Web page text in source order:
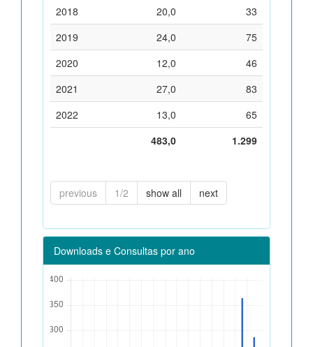
2018
20,0
33
2019
24,0
75
2020
12,0
46
2021
27,0
83
2022
13,0
65
483,0
1.299
previous 1/2 show all next
Downloads e Consultas por ano